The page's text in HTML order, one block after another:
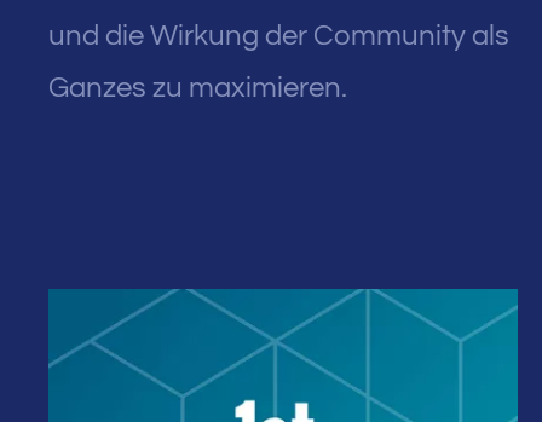
und die Wirkung der Community als
Ganzes zu maximieren.